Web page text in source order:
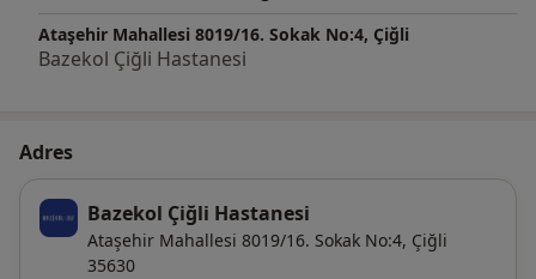
Ataşehir Mahallesi 8019/16. Sokak No:4, Çiğli
Bazekol Çiğli Hastanesi
Adres
Bazekol Çiğli Hastanesi
Ataşehir Mahallesi 8019/16. Sokak No:4, Çiğli
35630